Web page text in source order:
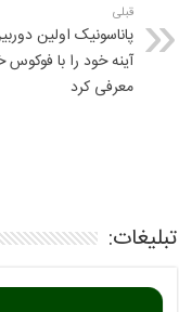
قبلی
پاناسونیک اولین
آینه خود را با فوکوس
معرفی کرد
تبلیغات: